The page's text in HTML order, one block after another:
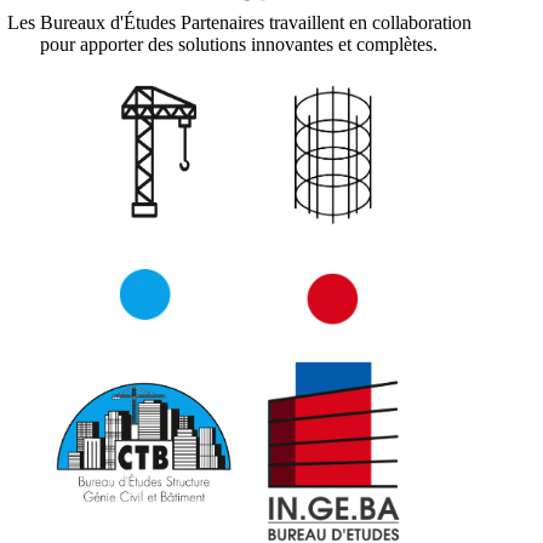
Les Bureaux d'Études Partenaires travaillent en collaboration
pour apporter des solutions innovantes et complètes.